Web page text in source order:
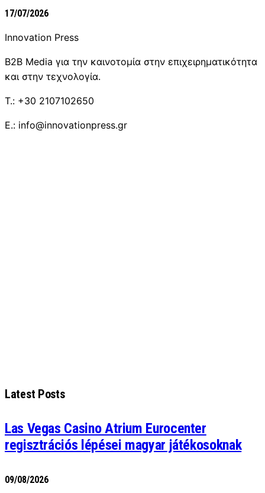
17/07/2026
Innovation Press
B2B Media για την καινοτομία στην επιχειρηματικότητα
και στην τεχνολογία.
T.: +30 2107102650
E.: info@innovationpress.gr
Latest Posts
Las Vegas Casino Atrium Eurocenter
regisztrációs lépései magyar játékosoknak
09/08/2026